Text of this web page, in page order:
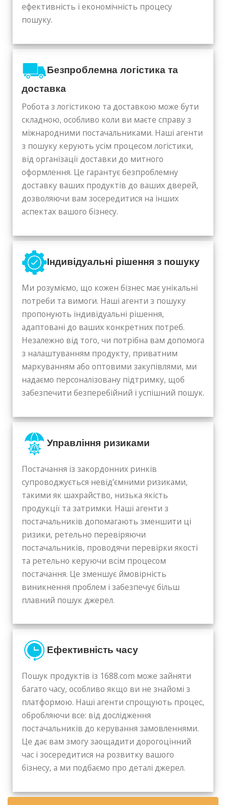
ефективність і економічність процесу
пошуку.
Безпроблемна логістика та
доставка
Робота з логістикою та доставкою може бути
складною, особливо коли ви маєте справу з
міжнародними постачальниками. Наші агенти
з пошуку керують усім процесом логістики,
від організації доставки до митного
оформлення. Це гарантує безпроблемну
доставку ваших продуктів до ваших дверей,
дозволяючи вам зосередитися на інших
аспектах вашого бізнесу.
Індивідуальні рішення з пошуку
Ми розуміємо, що кожен бізнес має унікальні
потреби та вимоги. Наші агенти з пошуку
пропонують індивідуальні рішення,
адаптовані до ваших конкретних потреб.
Незалежно від того, чи потрібна вам допомога
з налаштуванням продукту, приватним
маркуванням або оптовими закупівлями, ми
надаємо персоналізовану підтримку, щоб
забезпечити безперебійний і успішний пошук.
Управління ризиками
Постачання із закордонних ринків
супроводжується невід’ємними ризиками,
такими як шахрайство, низька якість
продукції та затримки. Наші агенти з
постачальників допомагають зменшити ці
ризики, ретельно перевіряючи
постачальників, проводячи перевірки якості
та ретельно керуючи всім процесом
постачання. Це зменшує ймовірність
виникнення проблем і забезпечує більш
плавний пошук джерел.
Ефективність часу
Пошук продуктів із 1688.com може зайняти
багато часу, особливо якщо ви не знайомі з
платформою. Наші агенти спрощують процес,
обробляючи все: від дослідження
постачальників до керування замовленнями.
Це дає вам змогу заощадити дорогоцінний
час і зосередитися на розвитку вашого
бізнесу, а ми подбаємо про деталі джерел.